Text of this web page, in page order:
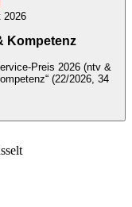
2026
Kompetenz
Preis 2026 (ntv &
(22/2026, 34